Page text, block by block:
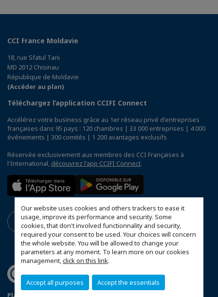
Our website uses cookies and others trackers to ease it
usage, improve its performance and security. Some
cookies, that don't involved functionnality and security,
required your consent to be used. Your choices will concern
the whole website. You will be allowed to change your
parameters at any moment. To learn more on our cookies
management,click on this link.
Accept all purposes Accept the essentials
CCI France Moldavie
18, rue Sfatul Tarii
MD 2012 Chisinau
République de Moldavie
(Accéder au plan)
Téléchargez l’application CCIFI Connect
Accélérez votre business grâce au 1er réseau privé d'entreprises
françaises dans 95 pays : 120 chambres | 33 000 entreprises | 4 000
événements | 300 comités | 1 200 avantages exclusifs
Réservée exclusivement aux membres des CCI Françaises à
l'International, découvrez l'app CCIFI Connect.
Plan du site